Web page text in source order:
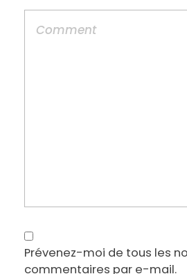
Prévenez-moi de tous les
commentaires par e-mail.